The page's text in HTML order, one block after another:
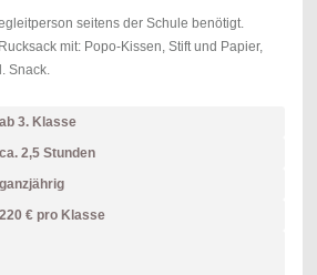
seitens der Schule benötigt.
mit: Popo-Kissen, Stift und Papier,
Snack.
ab 3. Klasse
ca. 2,5 Stunden
ganzjährig
220 € pro Klasse